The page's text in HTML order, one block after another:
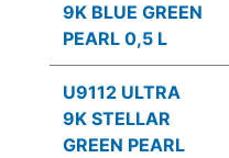
9K BLUE GREEN
PEARL 0,5 L
U9112 ULTRA
9K STELLAR
GREEN PEARL